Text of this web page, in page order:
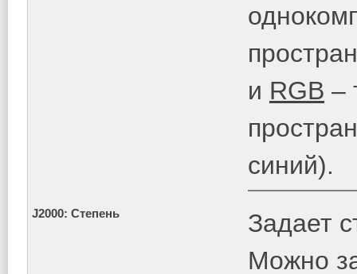
и RGB –
синий).
J2000: Степень
Задает
Можно